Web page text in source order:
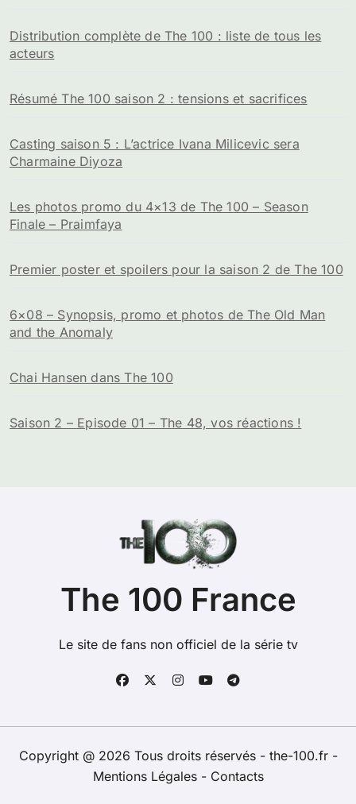
Distribution complète de The 100 : liste de tous les
acteurs
Résumé The 100 saison 2 : tensions et sacrifices
Casting saison 5 : L’actrice Ivana Milicevic sera
Charmaine Diyoza
Les photos promo du 4×13 de The 100 – Season
Finale – Praimfaya
Premier poster et spoilers pour la saison 2 de The 100
6×08 – Synopsis, promo et photos de The Old Man
and the Anomaly
Chai Hansen dans The 100
Saison 2 – Episode 01 – The 48, vos réactions !
The 100 France
Le site de fans non officiel de la série tv
Copyright @ 2026 Tous droits réservés - the-100.fr -
Mentions Légales - Contacts